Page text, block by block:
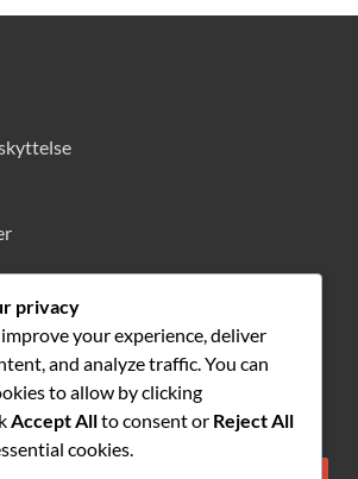
privacy
your experience, deliver
and analyze traffic. You can
to allow by clicking
Accept Allto consent or Reject All
cookies.